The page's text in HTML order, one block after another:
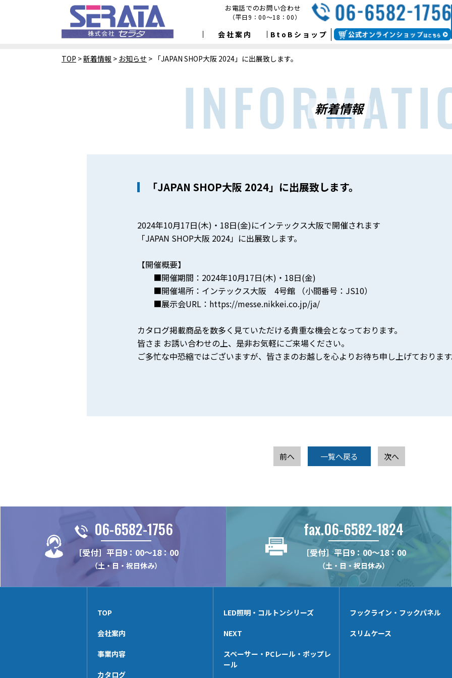
お電話でのお問い合わせ
（平日9：00～18：00）
会社案内 BtoBショップ
TOP >新着情報 > お知らせ > 「JAPAN SHOP大阪 2024」に出展致します。
新着情報
「JAPAN SHOP大阪 2024」に出展致します。
2024年10月17日(木)・18日(金)にインテックス大阪で開催されます
「JAPAN SHOP大阪 2024」に出展致します。
【開催概要】
■開催期間：2024年10月17日(木)・18日(金)
■開催場所：インテックス大阪 4号館 （小間番号：JS10）
■展示会URL： https://messe.nikkei.co.jp/ja/
カタログ掲載商品を数多く見ていただける貴重な機会となっております。
皆さま お誘い合わせの上、是非お気軽にご来場ください。
ご多忙な中恐縮ではございますが、皆さまのお越しを心よりお待ち申し上げておりま
前へ 一覧へ戻る 次へ
06-6582-1756
［受付］平日9：00～18：00
（土・日・祝日休み）
fax.06-6582-1824
［受付］平日9：00～18：00
（土・日・祝日休み）
TOP
会社案内
事業内容
カタログ
LED照明・コルトンシリーズ
NEXT
スペーサー・PCレール・ポップレ
ール
フックライン・フックパネル
スリムケース